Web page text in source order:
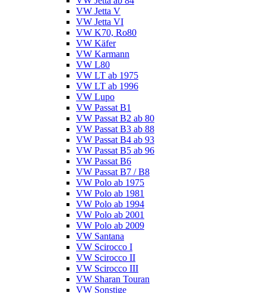
VW Jetta V
VW Jetta VI
VW K70, Ro80
VW Käfer
VW Karmann
VW L80
VW LT ab 1975
VW LT ab 1996
VW Lupo
VW Passat B1
VW Passat B2 ab 80
VW Passat B3 ab 88
VW Passat B4 ab 93
VW Passat B5 ab 96
VW Passat B6
VW Passat B7 / B8
VW Polo ab 1975
VW Polo ab 1981
VW Polo ab 1994
VW Polo ab 2001
VW Polo ab 2009
VW Santana
VW Scirocco I
VW Scirocco II
VW Scirocco III
VW Sharan Touran
VW Sonstige